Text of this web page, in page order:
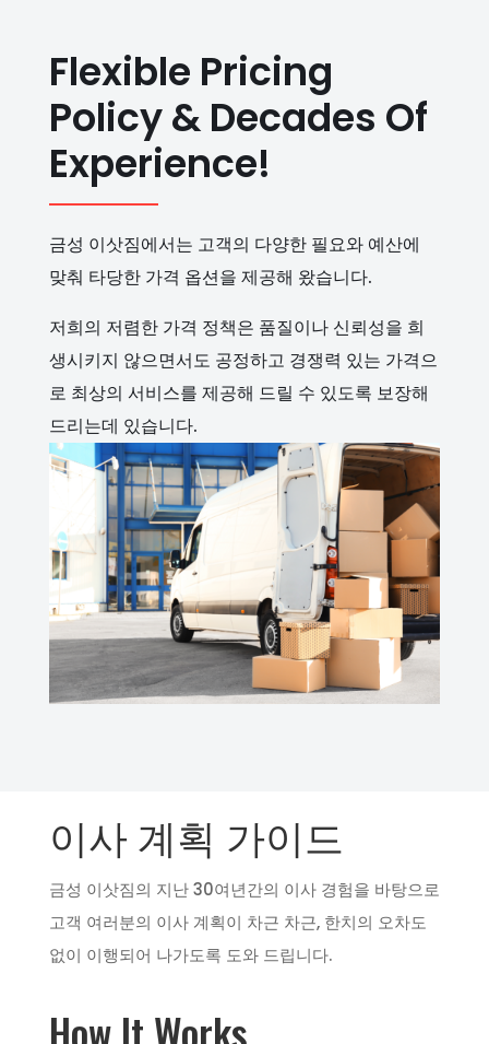
Flexible Pricing
Policy & Decades Of
Experience!
금성 이삿짐에서는 고객의 다양한 필요와 예산에
맞춰 타당한 가격 옵션을 제공해 왔습니다.
저희의 저렴한 가격 정책은 품질이나 신뢰성을 희
생시키지 않으면서도 공정하고 경쟁력 있는 가격으
로 최상의 서비스를 제공해 드릴 수 있도록 보장해
드리는데 있습니다.
이사 계획 가이드
금성 이삿짐의 지난 30여년간의 이사 경험을 바탕으로
고객 여러분의 이사 계획이 차근 차근, 한치의 오차도
없이 이행되어 나가도록 도와 드립니다.
How It Works